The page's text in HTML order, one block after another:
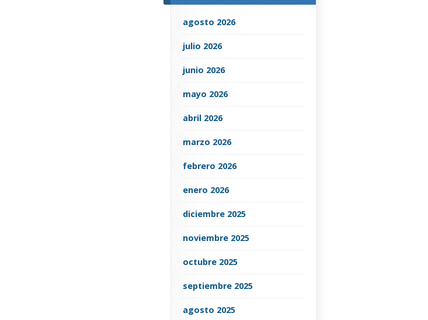
agosto 2026
julio 2026
junio 2026
mayo 2026
abril 2026
marzo 2026
febrero 2026
enero 2026
diciembre 2025
noviembre 2025
octubre 2025
septiembre 2025
agosto 2025